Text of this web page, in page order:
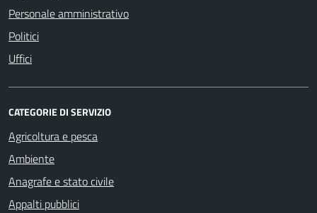
Personale amministrativo
Politici
Uffici
CATEGORIE DI SERVIZIO
Agricoltura e pesca
Ambiente
Anagrafe e stato civile
Appalti pubblici